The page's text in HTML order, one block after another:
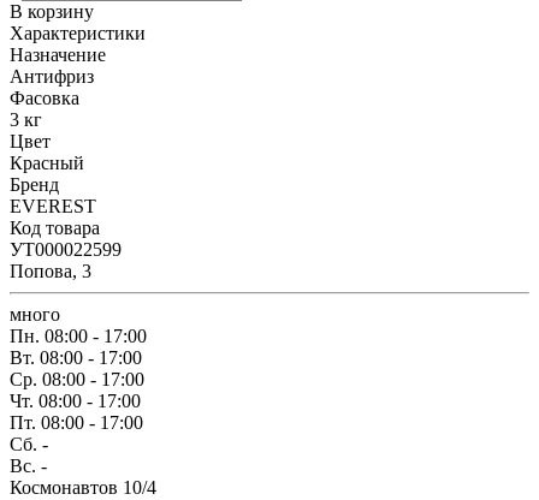
В корзину
Характеристики
Назначение
Антифриз
Фасовка
3 кг
Цвет
Красный
Бренд
EVEREST
Код товара
УТ000022599
Попова, 3
много
Пн. 08:00 - 17:00
Вт. 08:00 - 17:00
Ср. 08:00 - 17:00
Чт. 08:00 - 17:00
Пт. 08:00 - 17:00
Сб. -
Вс. -
Космонавтов 10/4